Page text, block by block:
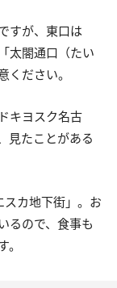
すが、東口は
太閤通口（たい
ださい。
キヨスク名古
見たことがある
カ地下街」。お
るので、食事も